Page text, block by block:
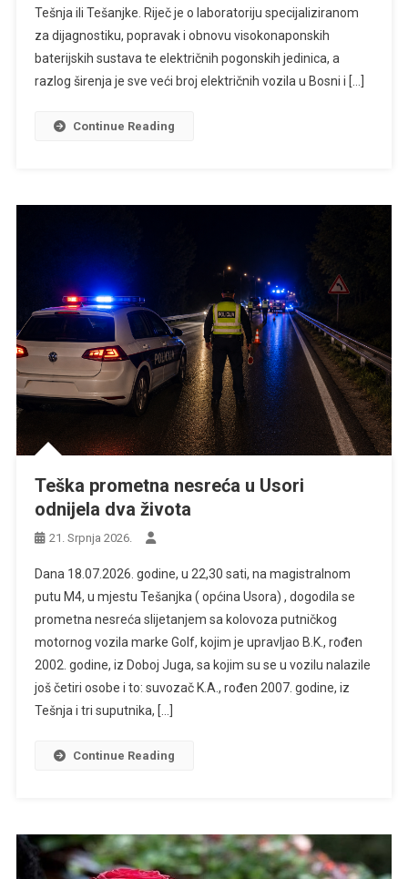
Tešnja ili Tešanjke. Riječ je o laboratoriju specijaliziranom
za dijagnostiku, popravak i obnovu visokonaponskih
baterijskih sustava te električnih pogonskih jedinica, a
razlog širenja je sve veći broj električnih vozila u Bosni i […]
Continue Reading
Teška prometna nesreća u Usori
odnijela dva života
21. Srpnja 2026.
Dana 18.07.2026. godine, u 22,30 sati, na magistralnom
putu M4, u mjestu Tešanjka ( općina Usora) , dogodila se
prometna nesreća slijetanjem sa kolovoza putničkog
motornog vozila marke Golf, kojim je upravljao B.K., rođen
2002. godine, iz Doboj Juga, sa kojim su se u vozilu nalazile
još četiri osobe i to: suvozač K.A., rođen 2007. godine, iz
Tešnja i tri suputnika, […]
Continue Reading